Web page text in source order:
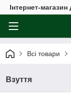
Інтернет-
Всі товари
Взуття